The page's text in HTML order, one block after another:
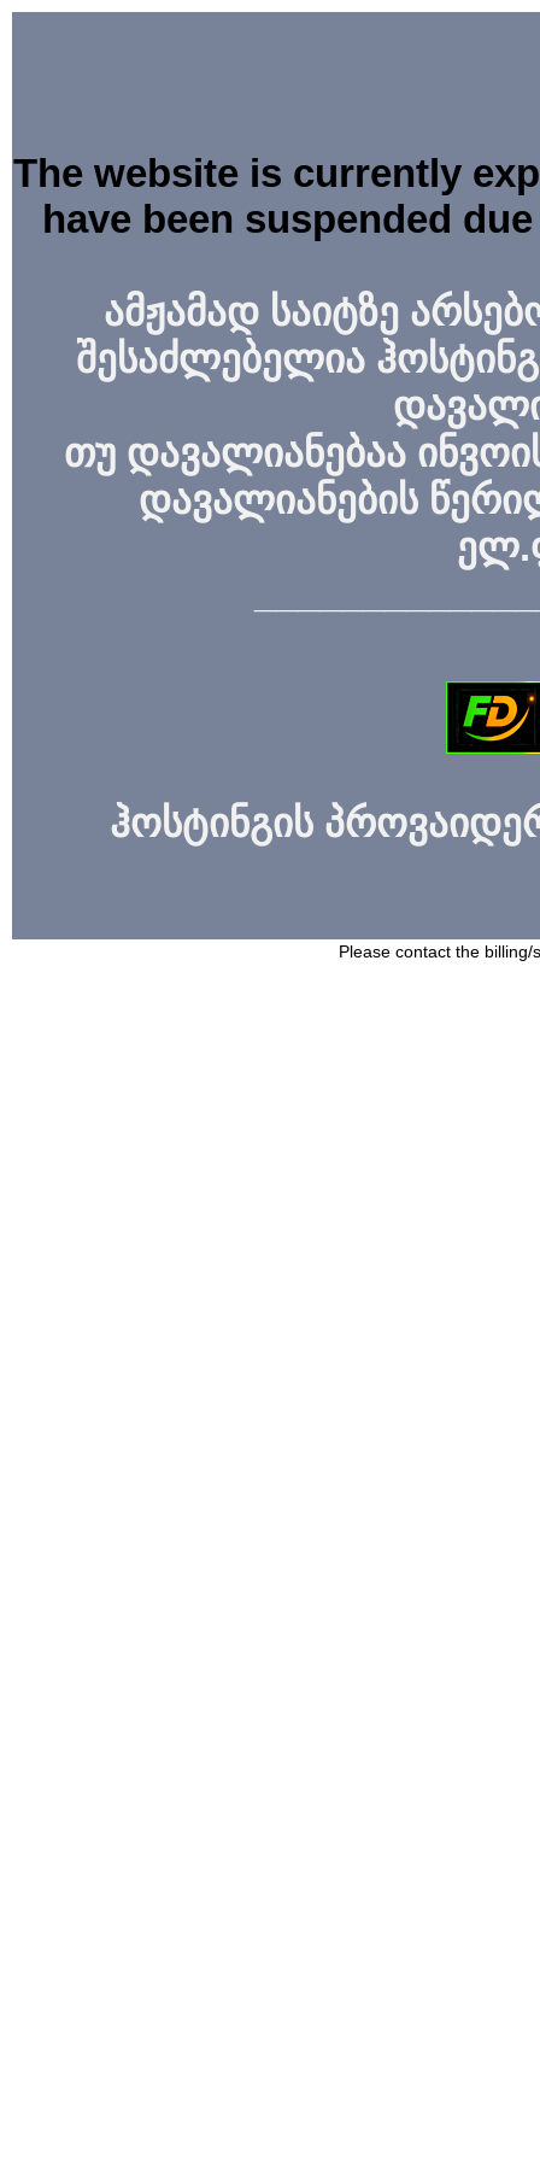
The website is currently
have been suspended
ამჟამად საიტზე
შესაძლებელია
თუ დავალიანებაა
დავალიანების
ჰოსტინგის
Please contact the